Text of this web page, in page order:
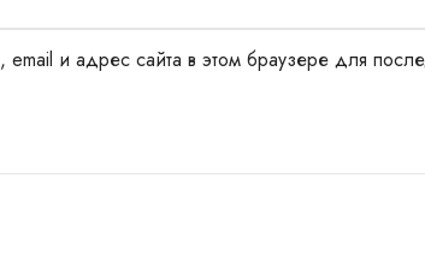
email и адрес сайта в этом браузере для